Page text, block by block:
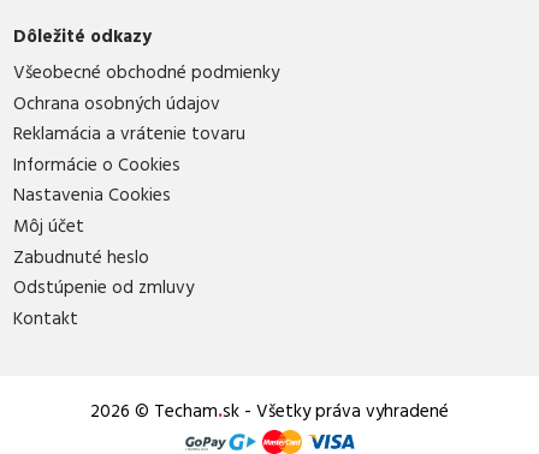
Dôležité odkazy
Všeobecné obchodné podmienky
Ochrana osobných údajov
Reklamácia a vrátenie tovaru
Informácie o Cookies
Nastavenia Cookies
Môj účet
Zabudnuté heslo
Odstúpenie od zmluvy
Kontakt
2026 © Techam.sk - Všetky práva vyhradené